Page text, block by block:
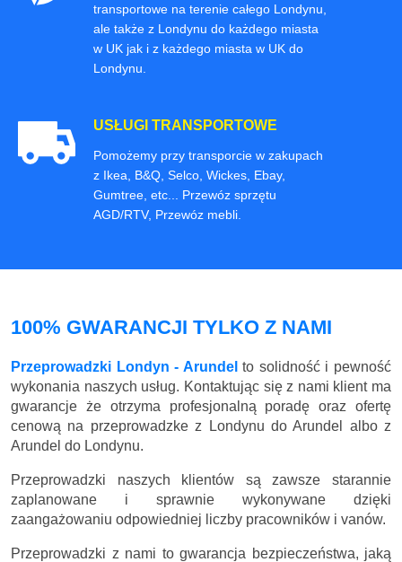
transportowe na terenie całego Londynu,
ale także z Londynu do każdego miasta
w UK jak i z każdego miasta w UK do
Londynu.
USŁUGI TRANSPORTOWE
Pomożemy przy transporcie w zakupach
z Ikea, B&Q, Selco, Wickes, Ebay,
Gumtree, etc... Przewóz sprzętu
AGD/RTV, Przewóz mebli.
100% GWARANCJI TYLKO Z NAMI
Przeprowadzki Londyn - Arundel to solidność i pewność
wykonania naszych usług. Kontaktując się z nami klient ma
gwarancje że otrzyma profesjonalną poradę oraz ofertę
cenową na przeprowadzke z Londynu do Arundel albo z
Arundel do Londynu.
Przeprowadzki naszych klientów są zawsze starannie
zaplanowane i sprawnie wykonywane dzięki
zaangażowaniu odpowiedniej liczby pracowników i vanów.
Przeprowadzki z nami to gwarancja bezpieczeństwa, jaką